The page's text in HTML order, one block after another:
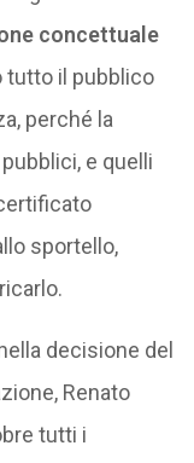
concettuale
tutto il pubblico
perché la
e quelli
sportello,
decisione del
Renato
tutti i